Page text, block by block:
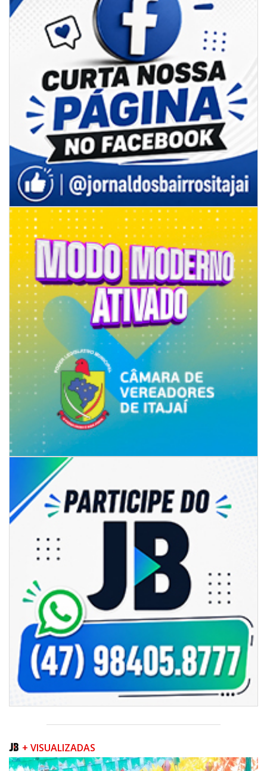
05/08/2026 | 07:00
Viva Praia terá edição especial de Dia dos Pais com atrações para toda a
família neste sábado
NAVEGANTES
05/08/2026 | 07:00
Refis 2026 oferece opções de pagamentos com descontos
BALNEÁRIO CAMBORIÚ
+ VISUALIZADAS